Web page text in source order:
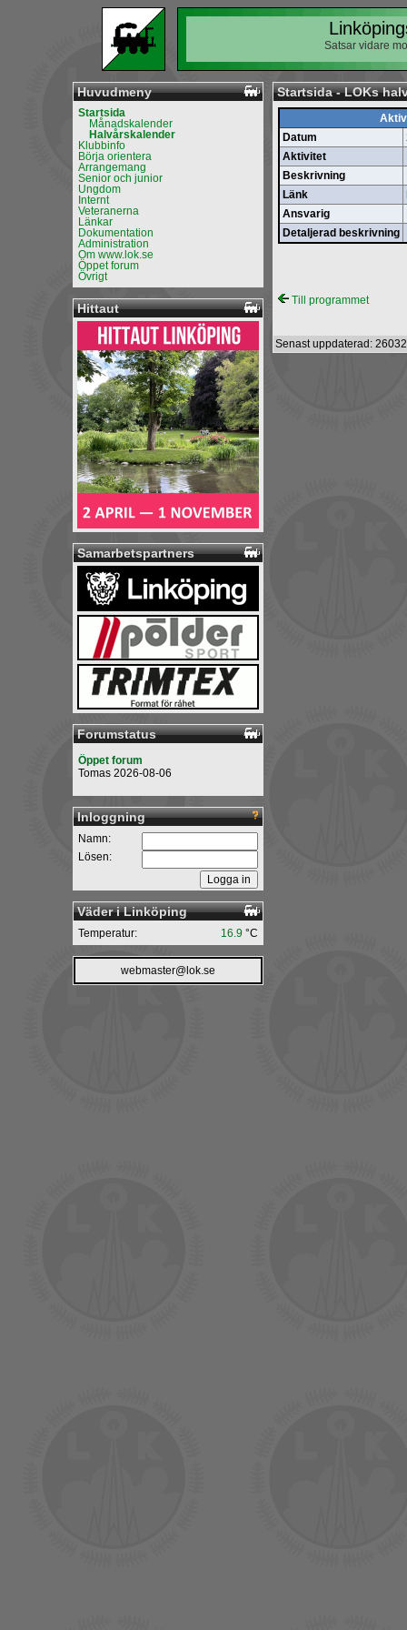
Satsar vidare
Huvudmeny
Startsida
Månadskalender
Halvårskalender
Klubbinfo
Börja orientera
Arrangemang
Senior och junior
Ungdom
Internt
Veteranerna
Länkar
Dokumentation
Administration
Om www.lok.se
Öppet forum
Övrigt
Hittaut
Samarbetspartners
Forumstatus
Öppet forum
Tomas 2026-08-06
Inloggning
Namn:
Lösen:
Väder i Linköping
16.9 °C
Temperatur:
webmaster@lok.se
Startsida - LOKs
Datum
Aktivitet
Beskrivning
Länk
Ansvarig
Detaljerad beskrivning
Till programmet
Senast uppdaterad: